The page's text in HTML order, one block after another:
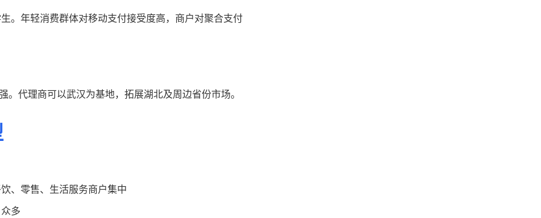
。年轻消费群体对移动支付接受度高，商户对聚合支付
代理商可以武汉为基地，拓展湖北及周边省份市场。
、零售、生活服务商户集中
多